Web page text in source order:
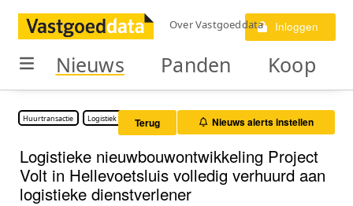
Over Vastgoeddata Inloggen
Nieuws Panden Koop
Huurtransactie Logistiek vastgoedTerug Nieuws alerts instellen
Logistieke nieuwbouwontwikkeling Project
Volt in Hellevoetsluis volledig verhuurd aan
logistieke dienstverlener